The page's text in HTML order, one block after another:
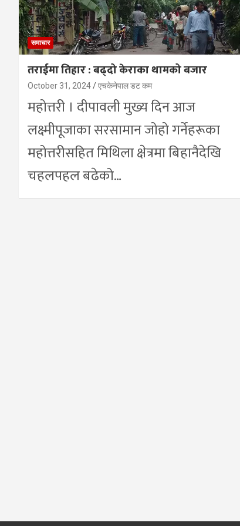
समाचार
तराईमा तिहार : बढ्दो केराका थामको बजार
October 31, 2024 एचकेनेपाल डट कम
महोत्तरी । दीपावली मुख्य दिन आज
लक्ष्मीपूजाका सरसामान जोहो गर्नेहरूका
महोत्तरीसहित मिथिला क्षेत्रमा बिहानैदेखि
चहलपहल बढेको…